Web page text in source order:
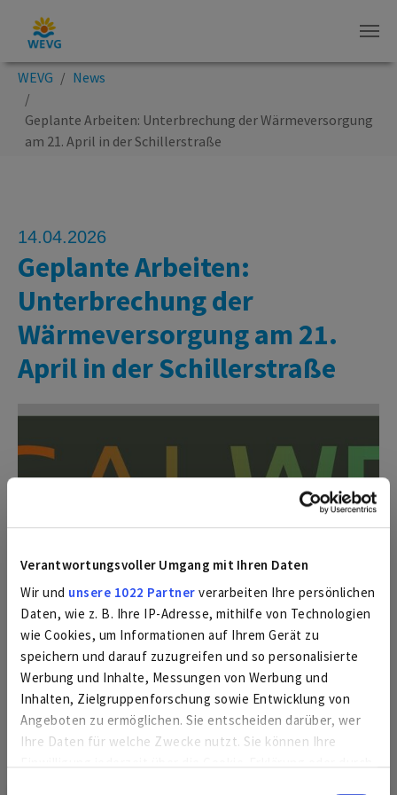
Verantwortungsvoller Umgang mit Ihren Daten
Wir und unsere 1022 Partner verarbeiten Ihre persönlichen
Daten, wie z. B. Ihre IP-Adresse, mithilfe von Technologien
wie Cookies, um Informationen auf Ihrem Gerät zu
speichern und darauf zuzugreifen und so personalisierte
Werbung und Inhalte, Messungen von Werbung und
Inhalten, Zielgruppenforschung sowie Entwicklung von
Angeboten zu ermöglichen. Sie entscheiden darüber, wer
Ihre Daten für welche Zwecke nutzt. Sie können Ihre
Zum Hauptinhalt springen
Sie sind hier:
WEVG News
Geplante Arbeiten: Unterbrechung der Wärmeversorgung
am 21. April in der Schillerstraße
14.04.2026
Geplante Arbeiten:
Unterbrechung der
Wärmeversorgung am 21.
April in der Schillerstraße